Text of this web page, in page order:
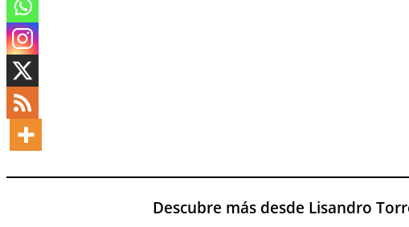
Descubre más desde Lisandro